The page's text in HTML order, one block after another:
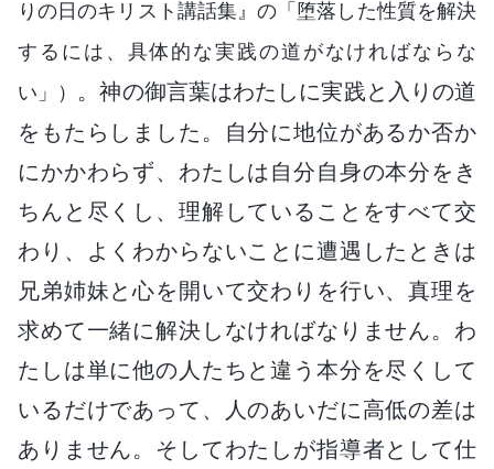
りの日のキリスト講話集』の「堕落した性質を解決
するには、具体的な実践の道がなければならな
い」） 。神の御言葉はわたしに実践と入りの道
をもたらしました。自分に地位があるか否か
にかかわらず、わたしは自分自身の本分をき
ちんと尽くし、理解していることをすべて交
わり、よくわからないことに遭遇したときは
兄弟姉妹と心を開いて交わりを行い、真理を
求めて一緒に解決しなければなりません。わ
たしは単に他の人たちと違う本分を尽くして
いるだけであって、人のあいだに高低の差は
ありません。そしてわたしが指導者として仕